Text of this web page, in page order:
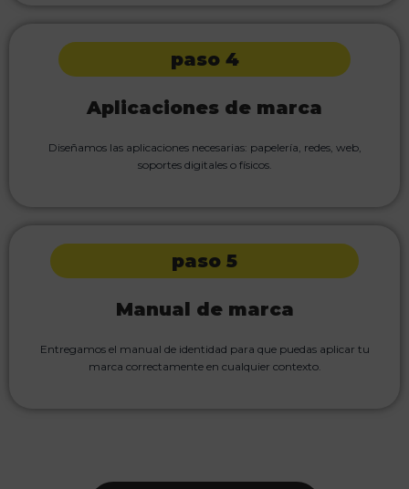
paso 4
Aplicaciones de marca
Diseñamos las aplicaciones necesarias: papelería, redes, web,
soportes digitales o físicos.
paso 5
Manual de marca
Entregamos el manual de identidad para que puedas aplicar tu
marca correctamente en cualquier contexto.